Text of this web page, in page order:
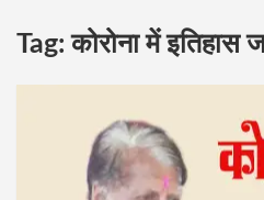
Tag:कोरोना में इतिहास